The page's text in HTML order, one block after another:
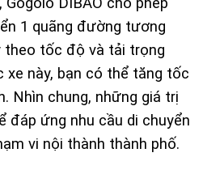
1 quãng đường tương
theo tốc độ và tải trọng
xe này, bạn có thể tăng tốc
Nhìn chung, những giá trị
đáp ứng nhu cầu di chuyển
vi nội thành thành phố.